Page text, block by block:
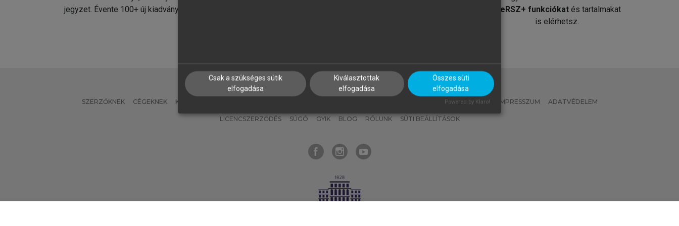
jegyzet. Évente 100+ új kiadvány.
MeRSZ+ funkciókat és tartalmakat
is elérhetsz.
SZERZŐKNEK CÉGEKNEK KÖNYVTÁROSOKNAK MI – ÁLTALÁNOS IRÁNYELVEK IMPRESSZUM ADATVÉDELEM
LICENCSZERZŐDÉS SÚGÓ GYIK BLOG RÓLUNK SÜTI BEÁLLÍTÁSOK
Csak a szükséges sütik
elfogadása
Kiválasztottak
elfogadása
Összes süti
elfogadása
Powered by Klaro!